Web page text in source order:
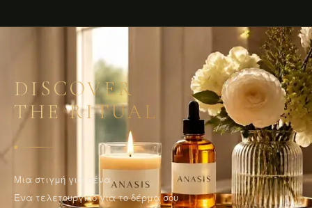
DISCOVER
THE RITUAL
◆
Μια στιγμή για σένα.
Ένα τελετουργικό για το δέρμα σου.